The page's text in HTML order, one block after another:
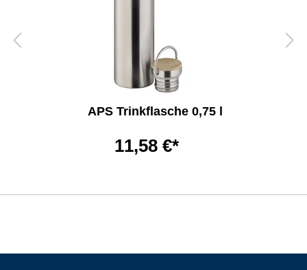
APS Trinkflasche 0,75 l
11,58 €*